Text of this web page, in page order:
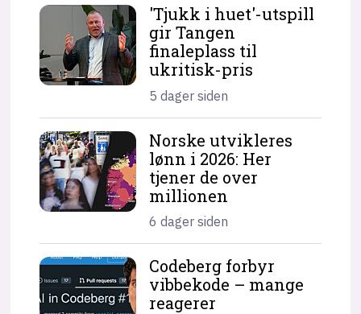
'Tjukk i huet'-utspill
gir Tangen
finaleplass til
ukritisk-pris
5 dager siden
Norske utvikleres
lønn i 2026: Her
tjener de over
millionen
6 dager siden
Codeberg forbyr
vibbekode – mange
reagerer